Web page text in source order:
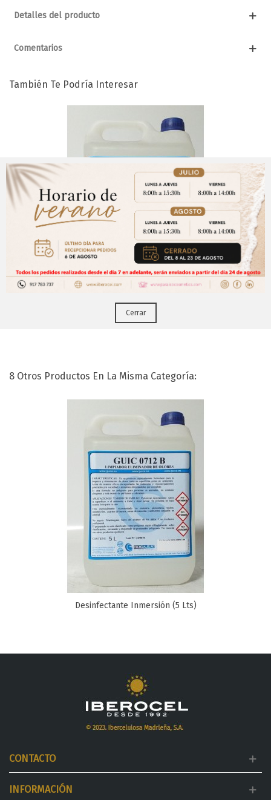
Detalles del producto
Comentarios
También Te Podría Interesar
Desinfectante Inmersión (5 Lts)
8 Otros Productos En La Misma Categoría:
Desinfectante Inmersión (5 Lts)
CONTACTO
INFORMACIÓN
Aviso Importante
¡Regístrate para acceder a los precios y realizar
tus pedidos online.!
Puedes hacerlo desdeAqui!
CERRAR
Cerrar